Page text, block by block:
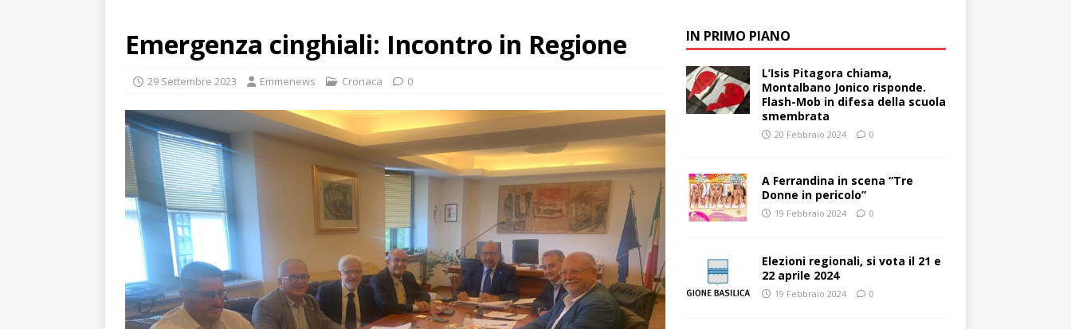
Emergenza cinghiali: Incontro in Regione
29 Settembre 2023 Emmenews Cronaca 0
IN PRIMO PIANO
L’Isis Pitagora chiama,
Montalbano Jonico risponde.
Flash-Mob in difesa della scuola
smembrata
20 Febbraio 2024 0
A Ferrandina in scena “Tre
Donne in pericolo”
19 Febbraio 2024 0
Elezioni regionali, si vota il 21 e
22 aprile 2024
19 Febbraio 2024 0